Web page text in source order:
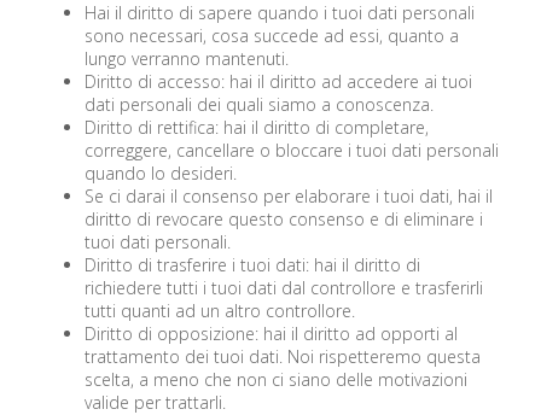
Hai il diritto di sapere quando i tuoi dati personali
sono necessari, cosa succede ad essi, quanto a
lungo verranno mantenuti.
Diritto di accesso: hai il diritto ad accedere ai tuoi
dati personali dei quali siamo a conoscenza.
Diritto di rettifica: hai il diritto di completare,
correggere, cancellare o bloccare i tuoi dati personali
quando lo desideri.
Se ci darai il consenso per elaborare i tuoi dati, hai il
diritto di revocare questo consenso e di eliminare i
tuoi dati personali.
Diritto di trasferire i tuoi dati: hai il diritto di
richiedere tutti i tuoi dati dal controllore e trasferirli
tutti quanti ad un altro controllore.
Diritto di opposizione: hai il diritto ad opporti al
trattamento dei tuoi dati. Noi rispetteremo questa
scelta, a meno che non ci siano delle motivazioni
valide per trattarli.